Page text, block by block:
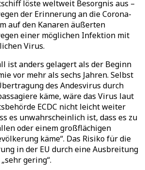
löste weltweit Besorgnis aus –
der Erinnerung an die Corona-
auf den Kanaren äußerten
einer möglichen Infektion mit
Virus.
ist anders gelagert als der Beginn
vor mehr als sechs Jahren. Selbst
des Andesvirus durch
käme, wäre das Virus laut
ECDC nicht leicht weiter
es unwahrscheinlich ist, dass es zu
oder einem großflächigen
käme“. Das Risiko für die
in der EU durch eine Ausbreitung
gering“.